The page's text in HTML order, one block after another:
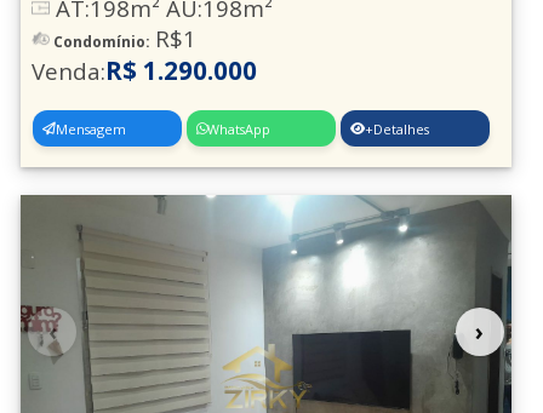
Jd. Odete
Jd. Pinhal(1)
J.P.Dutra(2)
Jd. Rosa de Franca(3)
Jd. Rossi
Jd. Sta.Barbara
(2)
Jd. Sta.Clara
(1)
Jd. Sta.Maria J.P.Dutra
Jd. Sta.Mena(9)
AT:198m² AU:198m²
Condomínio: R$1
Venda:R$ 1.290.000
Mensagem WhatsApp +Detalhes
‹ ›